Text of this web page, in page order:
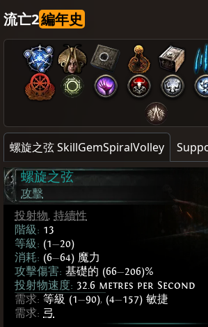
流亡2編年史
螺旋之弦 SkillGemSpiralVolley
螺旋之弦
攻擊
投射物, 持續性
階級: 13
等級: (1—20)
消耗: (6—64) 魔力
攻擊傷害: 基礎的 (66—206)%
投射物速度: 32.6 metres per Second
需求: 等級 (1—90), (4—157) 敏捷
需求: 弓